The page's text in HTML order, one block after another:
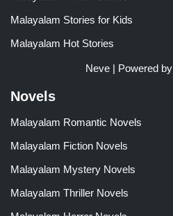
Malayalam Stories for Kids
Malayalam Hot Stories
Neve| Powered by
Novels
Malayalam Romantic Novels
Malayalam Fiction Novels
Malayalam Mystery Novels
Malayalam Thriller Novels